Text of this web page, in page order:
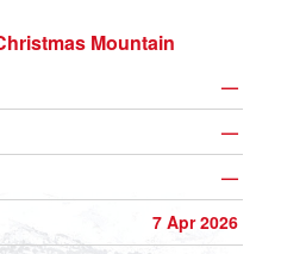
Mountain
—
—
—
7 Apr 2026